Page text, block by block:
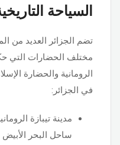
السياحة
تضم الجزائر العديد من
مختلف الحضارات التي
الرومانية والحضارة
في الجزائر:
مدينة تيبازة
ساحل البحر